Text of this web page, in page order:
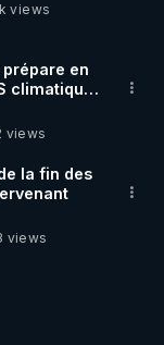
views
prépare en
climatique,
views
la fin des
views